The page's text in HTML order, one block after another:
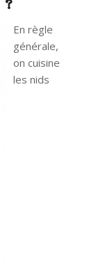
?
En règle
générale,
on cuisine
les nids